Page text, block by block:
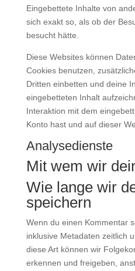
Eingebettete Inhalte von
sich exakt so, als ob der
besucht hätte.
Diese Websites können
Cookies benutzen,
Dritten einbetten und deine
eingebetteten Inhalt
Interaktion mit dem
Konto hast und auf dieser
Analysedienste
Mit wem wir
Wie lange wir
speichern
Wenn du einen Kommentar
inklusive Metadaten zeitlich
diese Art können wir
erkennen und freigeben,